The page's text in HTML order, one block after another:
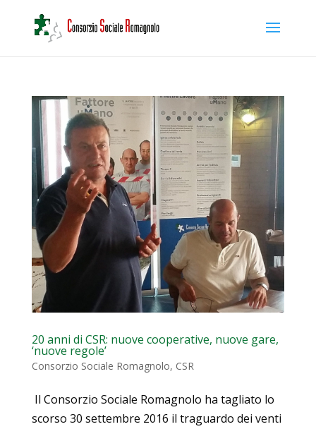
20 anni di CSR: nuove cooperative, nuove gare,
‘nuove regole’
Consorzio Sociale Romagnolo, CSR
Il Consorzio Sociale Romagnolo ha tagliato lo
scorso 30 settembre 2016 il traguardo dei venti